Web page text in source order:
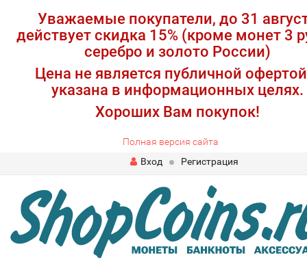
Уважаемые покупатели, до 31
действует скидка 15% (кроме монет 3
серебро и золото России)
Цена не является публичной
указана в информационных целях.
Хороших Вам покупок!
Полная версия сайта
Вход
Регистрация